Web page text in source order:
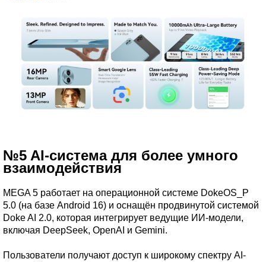
№5 AI-система для более умного
взаимодействия
MEGA 5 работает на операционной системе DokeOS_P
5.0 (на базе Android 16) и оснащён продвинутой системой
Doke AI 2.0, которая интегрирует ведущие ИИ-модели,
включая DeepSeek, OpenAI и Gemini.
Пользователи получают доступ к широкому спектру AI-